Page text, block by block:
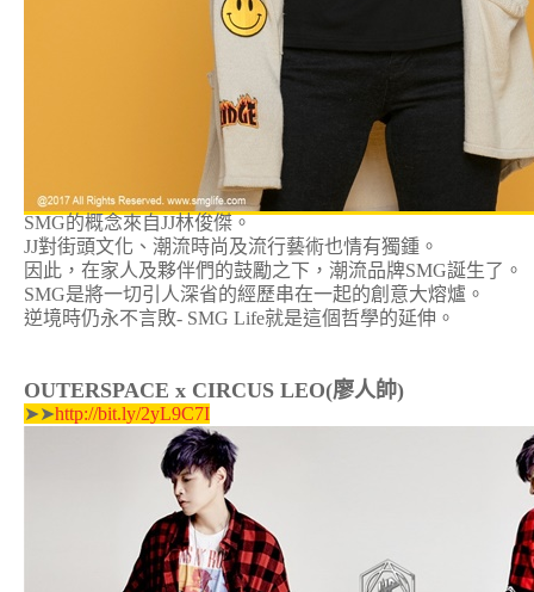
SMG的概念來自JJ林俊傑。
JJ對街頭文化、潮流時尚及流行藝術也情有獨鍾。
因此，在家人及夥伴們的鼓勵之下，潮流品牌SMG誕生了。
SMG是將一切引人深省的經歷串在一起的創意大熔爐。
逆境時仍永不言敗- SMG Life就是這個哲學的延伸。
OUTERSPACE x CIRCUS LEO(廖人帥)
➤➤http://bit.ly/2yL9C7I